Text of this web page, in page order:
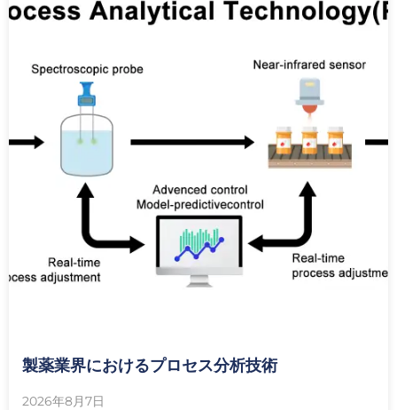
製薬業界におけるプロセス分析技術
2026年8月7日